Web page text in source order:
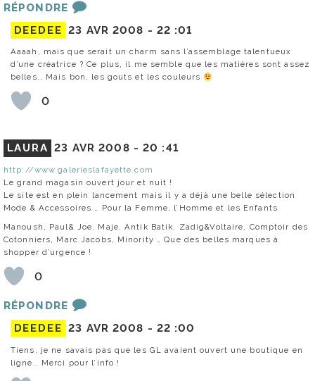
RÉPONDRE
DEEDEE 23 AVR 2008 - 22 :01
Aaaah, mais que serait un charm sans l’assemblage talentueux
d’une créatrice ? Ce plus, il me semble que les matières sont assez
belles.. Mais bon, les gouts et les couleurs
0
LAURA 23 AVR 2008 -20 :41
http://www.galerieslafayette.com
Le grand magasin ouvert jour et nuit !
Le site est en plein lancement mais il y a déjà une belle sélection
Mode & Accessoires … Pour la Femme, l’Homme et les Enfants
Manoush, Paul& Joe, Maje, Antik Batik, Zadig&Voltaire, Comptoir des
Cotonniers, Marc Jacobs, Minority … Que des belles marques à
shopper d’urgence !
0
RÉPONDRE
DEEDEE 23 AVR 2008 - 22 :00
Tiens, je ne savais pas que les GL avaient ouvert une boutique en
ligne.. Merci pour l’info !